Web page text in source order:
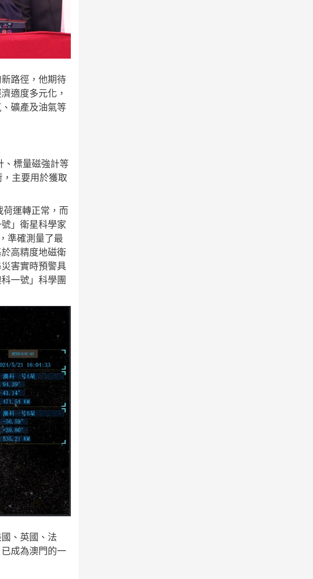
路徑，他期待
適度多元化，
礦產及油氣等
、標量磁強計等
主要用於獲取
荷運轉正常，而
」衛星科學家
準確測量了最
高精度地磁衛
害實時預警具
一號」科學團
、英國、法
成為澳門的一